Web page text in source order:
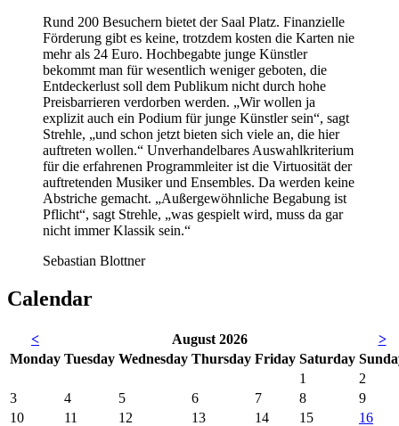
Rund 200 Besuchern bietet der Saal Platz. Finanzielle
Förderung gibt es keine, trotzdem kosten die Karten nie
mehr als 24 Euro. Hochbegabte junge Künstler
bekommt man für wesentlich weniger geboten, die
Entdeckerlust soll dem Publikum nicht durch hohe
Preisbarrieren verdorben werden. „Wir wollen ja
explizit auch ein Podium für junge Künstler sein“, sagt
Strehle, „und schon jetzt bieten sich viele an, die hier
auftreten wollen.“ Unverhandelbares Auswahlkriterium
für die erfahrenen Programmleiter ist die Virtuosität der
auftretenden Musiker und Ensembles. Da werden keine
Abstriche gemacht. „Außergewöhnliche Begabung ist
Pflicht“, sagt Strehle, „was gespielt wird, muss da gar
nicht immer Klassik sein.“
Sebastian Blottner
Calendar
< August 2026
>
Monday Tuesday Wednesday Thursday Friday Saturday Sun
1
2
3
4 5 6 7 8
9
10
11 12 13 14 15
16